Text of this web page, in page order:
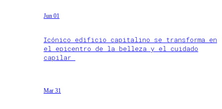
Jun 01
Icónico edificio capitalino se transforma en
el epicentro de la belleza y el cuidado
capilar
Mar 31